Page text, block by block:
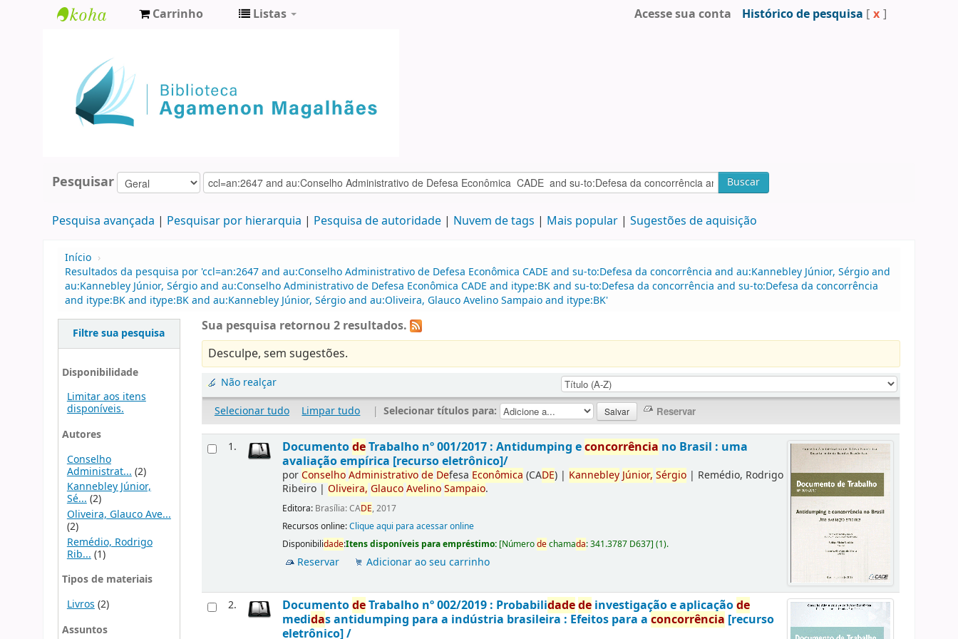
Agamenon
Magalhães
Carrinho Listas Acesse sua conta Histórico de pesquisa [ x ]
Pesquisar Buscar
Pesquisa avançada Pesquisar por hierarquia Pesquisa de autoridade Nuvem de tags Mais popular Sugestões de aquisição
Início ›
Resultados da pesquisa por 'ccl=an:2647 and au:Conselho Administrativo de Defesa Econômica CADE and su-to:Defesa da concorrência and au:Kannebley Júnior, Sérgio and
au:Kannebley Júnior, Sérgio and au:Conselho Administrativo de Defesa Econômica CADE and itype:BK and su-to:Defesa da concorrência and su-to:Defesa da concorrência
and itype:BK and itype:BK and au:Kannebley Júnior, Sérgio and au:Oliveira, Glauco Avelino Sampaio and itype:BK'
Filtre sua pesquisa
Disponibilidade
Limitar aos itens
disponíveis.
Autores
Conselho
Administrat... (2)
Kannebley Júnior,
Sé...(2)
Oliveira, Glauco Ave...
(2)
Remédio, Rodrigo
Rib... (1)
Tipos de materiais
Livros (2)
Assuntos
Sua pesquisa retornou 2 resultados.
Desculpe, sem sugestões.
Não realçar
Selecionar tudo
Limpar tudo | Selecionar títulos para:
1. DocumentodeTrabalho nº 001/2017 : Antidumping econcorrência no Brasil : uma
avaliação empírica [recurso eletrônico]/
porConselhoAdministrativode Defesa Econômica (CADE) | KannebleyJúnior, Sérgio | Remédio, Rodrigo
Ribeiro |Oliveira, GlaucoAvelinoSampaio.
Editora: Brasília: CADE, 2017
Recursos online:Clique aqui para acessar online
Disponibilidade:Itens disponíveis para empréstimo: [Númerodechamada:341.3787 D637](1).
Reservar Adicionar ao seu carrinho
2. DocumentodeTrabalho nº 002/2019 : Probabilidadede investigação e aplicaçãode
medidas antidumping para a indústria brasileira : Efeitos para aconcorrência [recurso
eletrônico] /